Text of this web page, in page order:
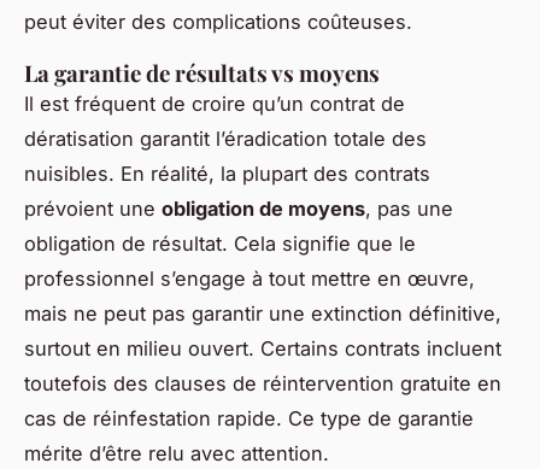
peut éviter des complications coûteuses.
La garantie de résultats vs moyens
Il est fréquent de croire qu’un contrat de
dératisation garantit l’éradication totale des
nuisibles. En réalité, la plupart des contrats
prévoient une obligation de moyens, pas une
obligation de résultat. Cela signifie que le
professionnel s’engage à tout mettre en œuvre,
mais ne peut pas garantir une extinction définitive,
surtout en milieu ouvert. Certains contrats incluent
toutefois des clauses de réintervention gratuite en
cas de réinfestation rapide. Ce type de garantie
mérite d’être relu avec attention.